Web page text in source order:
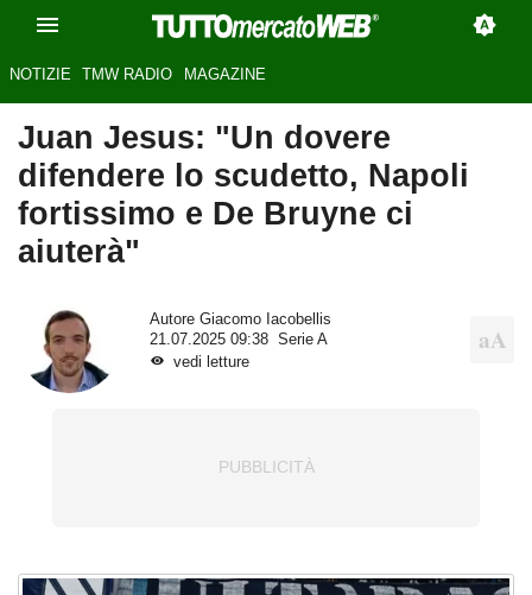
NOTIZIE TMW RADIO MAGAZINE
Juan Jesus: "Un dovere
difendere lo scudetto, Napoli
fortissimo e De Bruyne ci
aiuterà"
Autore Giacomo Iacobellis
21.07.2025 09:38
Serie A
vedi letture